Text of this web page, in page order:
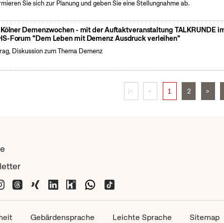
Sie sich zur Planung und geben Sie eine Stellungnahme ab.
Demenzwochen - mit der Auftaktveranstaltung TALKRUNDE
Forum "Dem Leben mit Demenz Ausdruck verleihen"
Diskussion zum Thema Demenz
|< < 1 2 >
Gebärdensprache Leichte Sprache Sitemap